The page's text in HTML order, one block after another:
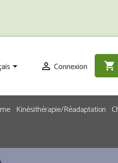
  Connexion shopping_cart
Kinésithérapie/Réadaptation